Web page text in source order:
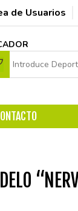
de Usuarios